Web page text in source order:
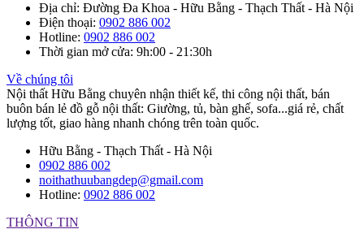
Địa chỉ: Đường Đa Khoa - Hữu Bằng - Thạch Thất - Hà Nội
Điện thoại: 0902 886 002
Hotline: 0902 886 002
Thời gian mở cửa: 9h:00 - 21:30h
Về chúng tôi
Nội thất Hữu Bằng chuyên nhận thiết kế, thi công nội thất, bán
buôn bán lẻ đồ gỗ nội thất: Giường, tủ, bàn ghế, sofa...giá rẻ, chất
lượng tốt, giao hàng nhanh chóng trên toàn quốc.
Hữu Bằng - Thạch Thất - Hà Nội
0902 886 002
noithathuubangdep@gmail.com
Hotline: 0902 886 002
THÔNG TIN